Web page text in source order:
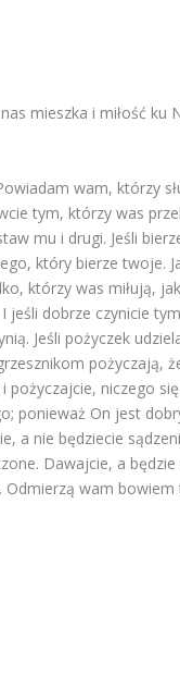
mieszka i miłość ku
wam, którzy
tym, którzy was
mu i drugi. Jeśli
który bierze twoje.
którzy was miłują,
jeśli dobrze czynicie
Jeśli pożyczek
pożyczają,
pożyczajcie, niczego
ponieważ On jest
a nie będziecie
Dawajcie, a
Odmierzą wam